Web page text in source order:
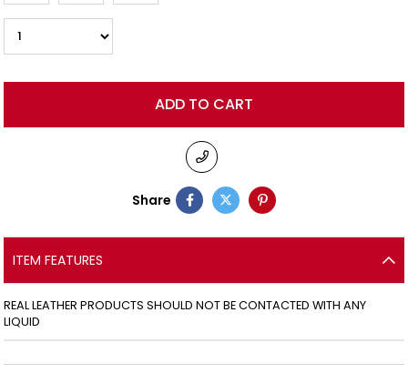
Share
ITEM FEATURES
REAL LEATHER PRODUCTS SHOULD NOT BE CONTACTED WITH ANY
LIQUID